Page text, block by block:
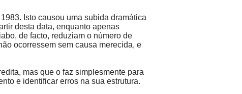
Isto causou uma subida dramática
desta data, enquanto apenas
de facto, reduziam o número de
ocorressem sem causa merecida, e
mas que o faz simplesmente para
e identificar erros na sua estrutura.